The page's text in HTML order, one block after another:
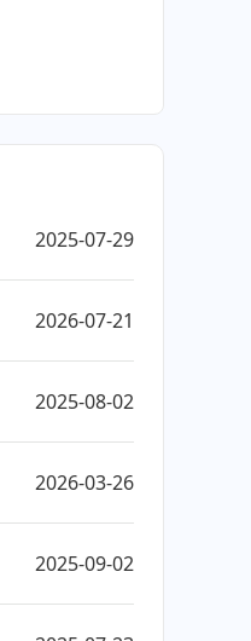
2025-07-29
2026-07-21
2025-08-02
2026-03-26
2025-09-02